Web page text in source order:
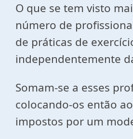
O que se tem visto
número de
de práticas de
independentemente
Somam-se a esses
colocando-os então
impostos por um